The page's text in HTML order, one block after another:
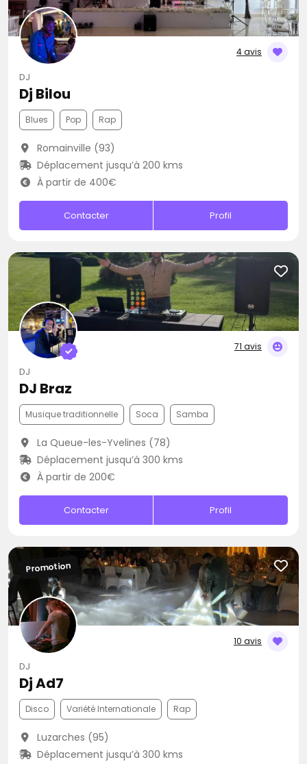
4 avis
DJ
Dj Bilou
Blues Pop Rap
Romainville (93)
Déplacement jusqu’à 200 kms
À partir de 400€
Contacter Profil
71 avis
DJ
DJ Braz
Musique traditionnelle Soca Samba
La Queue-les-Yvelines (78)
Déplacement jusqu’à 300 kms
À partir de 200€
Contacter Profil
10 avis
Promotion
DJ
Dj Ad7
Disco Variété Internationale Rap
Luzarches (95)
Déplacement jusqu’à 300 kms